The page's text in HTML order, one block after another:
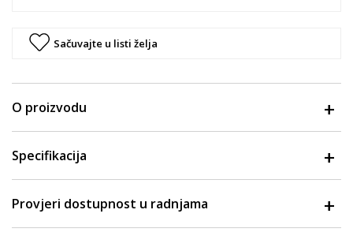
Sačuvajte u listi želja
O proizvodu
Specifikacija
Provjeri dostupnost u radnjama